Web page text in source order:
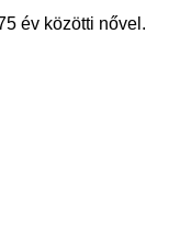
év közötti nővel.